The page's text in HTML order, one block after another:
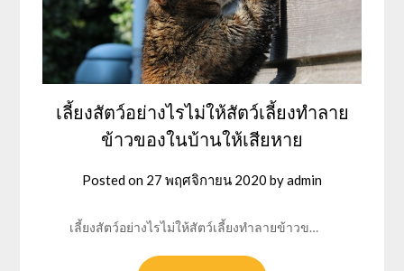
เลี้ยงสัตว์อย่างไรไม่ให้สัตว์เลี้ยงทำลาย
ข้าวของในบ้านให้เสียหาย
Posted on 27 พฤศจิกายน 2020 byadmin
เลี้ยงสัตว์อย่างไรไม่ให้สัตว์เลี้ยงทำลายข้าวข…